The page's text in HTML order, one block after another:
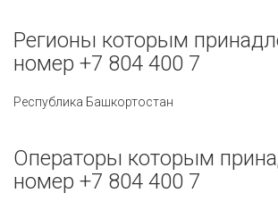
Регионы которым
номер +7 804 400 7
Республика Башкортостан
Операторы которым
номер +7 804 400 7